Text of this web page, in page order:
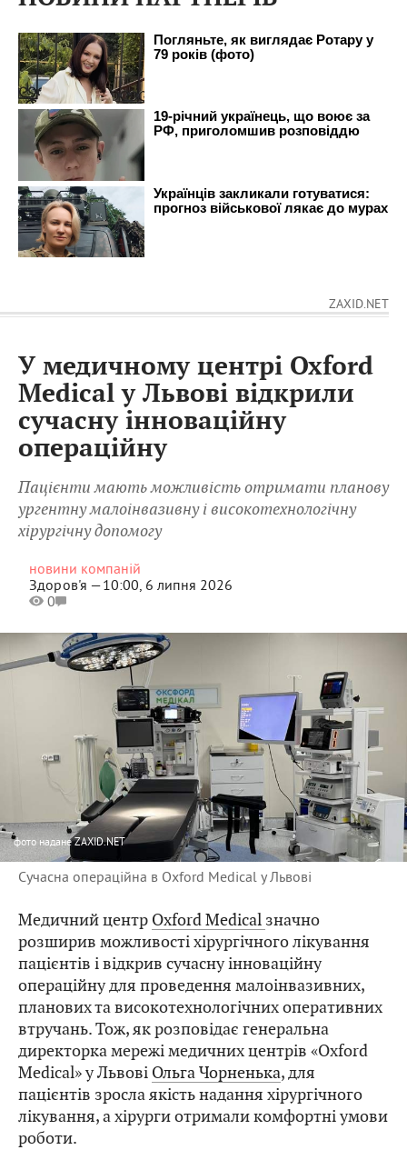
ZAXID.NET
У медичному центрі Oxford
Medical у Львові відкрили
сучасну інноваційну
операційну
Пацієнти мають можливість отримати планову
ургентну малоінвазивну і високотехнологічну
хірургічну допомогу
новини компаній
Здоров'я —10:00, 6 липня 2026
0
фото надане ZAXID.NET
Сучасна операційна в Oxford Medical у Львові
Медичний центр Oxford Medical значно
розширив можливості хірургічного лікування
пацієнтів і відкрив сучасну інноваційну
операційну для проведення малоінвазивних,
планових та високотехнологічних оперативних
втручань. Тож, як розповідає генеральна
директорка мережі медичних центрів «Oxford
Medical» у Львові Ольга Чорненька, для
пацієнтів зросла якість надання хірургічного
лікування, а хірурги отримали комфортні умови
роботи.